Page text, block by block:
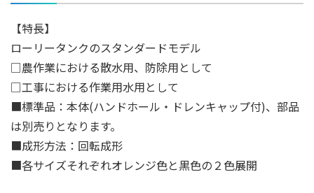
【特長】
ローリータンクのスタンダードモデル
□農作業における散水用、防除用として
□工事における作業用水用として
■標準品：本体(ハンドホール・ドレンキャップ付)、部品
は別売りとなります。
■成形方法：回転成形
■各サイズそれぞれオレンジ色と黒色の２色展開